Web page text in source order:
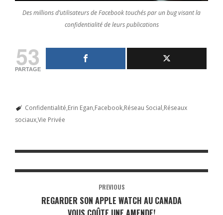
Des millions d’utilisateurs de Facebook touchés par un bug visant la
confidentialité de leurs publications
53
PARTAGE
Confidentialité Erin Egan Facebook Réseau Social Réseaux
sociauxVie Privée
PREVIOUS
REGARDER SON APPLE WATCH AU CANADA